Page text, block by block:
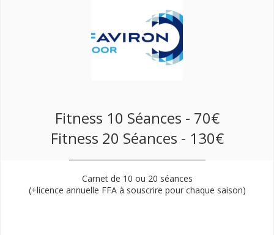
Fitness 10 Séances - 70€
Fitness 20 Séances - 130€
Carnet de 10 ou 20 séances
(+licence annuelle FFA à souscrire pour chaque saison)